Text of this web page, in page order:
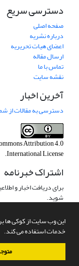
این وب سایت از کوکی ها
خدمات استفاده می کند.
دسترسی سریع
صفحه اصلی
درباره نشریه
اعضای هیات تحریریه
ارسال مقاله
تماس با ما
نقشه سایت
آخرین اخبار
دسترسی به مقالات از شماره 1 الی 65 پژوهشهای
Attribution 4.0
International License
.
اشتراک خبرنامه
برای دریافت اخبار و
شوید.
سامانه مدیریت